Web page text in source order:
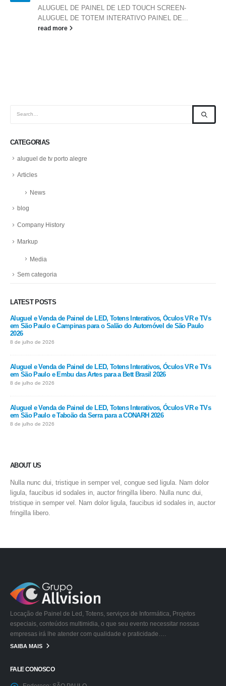
ALUGUEL DE PAINEL DE LED TOUCH SCREEN-
ALUGUEL DE TOTEM INTERATIVO PAINEL DE...
read more
CATEGORIAS
aluguel de tv porto alegre
Articles
News
blog
Company History
Markup
Media
Sem categoria
LATEST POSTS
Aluguel e Venda de Painel de LED, Totens Interativos, Óculos VR e TVs
em São Paulo e Campinas para o Salão do Automóvel de São Paulo
2026
8 de julho de 2026
Aluguel e Venda de Painel de LED, Totens Interativos, Óculos VR e TVs
em São Paulo e Embu das Artes para a Bett Brasil 2026
8 de julho de 2026
Aluguel e Venda de Painel de LED, Totens Interativos, Óculos VR e TVs
em São Paulo e Taboão da Serra para a CONARH 2026
8 de julho de 2026
ABOUT US
Nulla nunc dui, tristique in semper vel, congue sed ligula. Nam dolor
ligula, faucibus id sodales in, auctor fringilla libero. Nulla nunc dui,
tristique in semper vel. Nam dolor ligula, faucibus id sodales in, auctor
fringilla libero.
Locação de Painel de Led, Totens, serviços de Informática, Projetos
especiais, conteúdos multimidia, o que seu evento necessitar nossas
empresas irá lhe atender com qualidade e praticidade….
SAIBA MAIS
FALE CONOSCO